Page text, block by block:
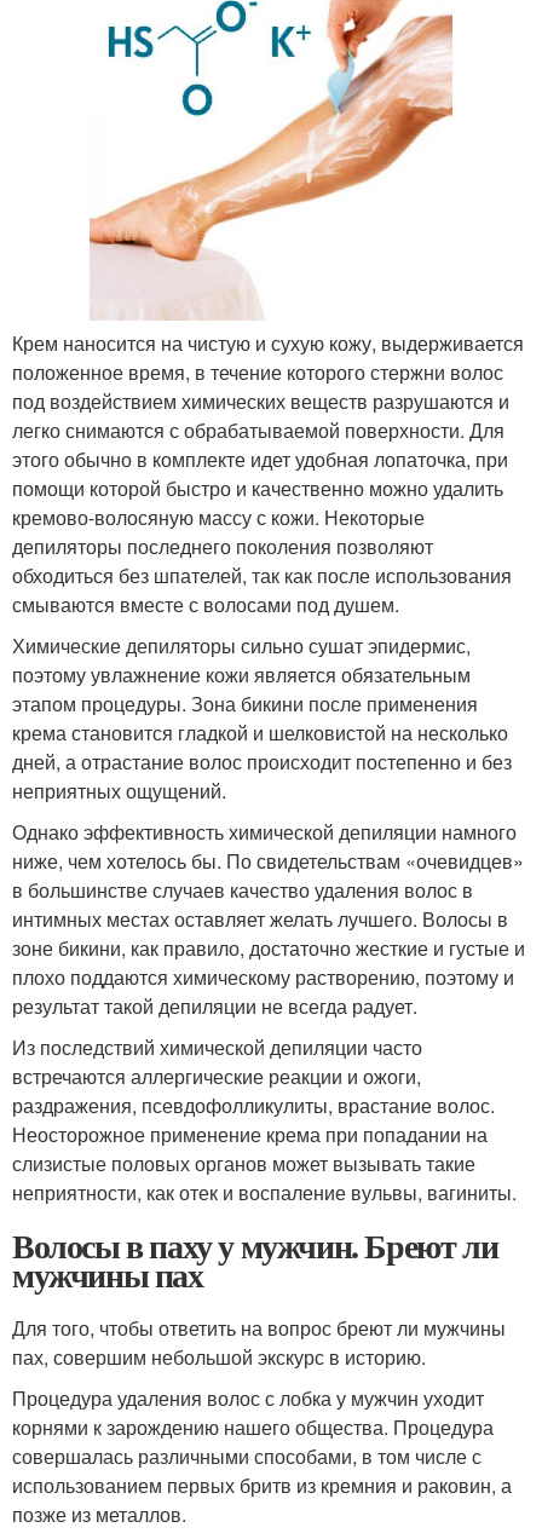
Крем наносится на чистую и сухую кожу, выдерживается
положенное время, в течение которого стержни волос
под воздействием химических веществ разрушаются и
легко снимаются с обрабатываемой поверхности. Для
этого обычно в комплекте идет удобная лопаточка, при
помощи которой быстро и качественно можно удалить
кремово-волосяную массу с кожи. Некоторые
депиляторы последнего поколения позволяют
обходиться без шпателей, так как после использования
смываются вместе с волосами под душем.
Химические депиляторы сильно сушат эпидермис,
поэтому увлажнение кожи является обязательным
этапом процедуры. Зона бикини после применения
крема становится гладкой и шелковистой на несколько
дней, а отрастание волос происходит постепенно и без
неприятных ощущений.
Однако эффективность химической депиляции намного
ниже, чем хотелось бы. По свидетельствам «очевидцев»
в большинстве случаев качество удаления волос в
интимных местах оставляет желать лучшего. Волосы в
зоне бикини, как правило, достаточно жесткие и густые и
плохо поддаются химическому растворению, поэтому и
результат такой депиляции не всегда радует.
Из последствий химической депиляции часто
встречаются аллергические реакции и ожоги,
раздражения, псевдофолликулиты, врастание волос.
Неосторожное применение крема при попадании на
слизистые половых органов может вызывать такие
неприятности, как отек и воспаление вульвы, вагиниты.
Волосы в паху у мужчин. Бреют ли
мужчины пах
Для того, чтобы ответить на вопрос бреют ли мужчины
пах, совершим небольшой экскурс в историю.
Процедура удаления волос с лобка у мужчин уходит
корнями к зарождению нашего общества. Процедура
совершалась различными способами, в том числе с
использованием первых бритв из кремния и раковин, а
позже из металлов.